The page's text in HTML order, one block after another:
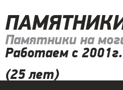
Памятники на
Работаем с 2001г.
(25 лет)